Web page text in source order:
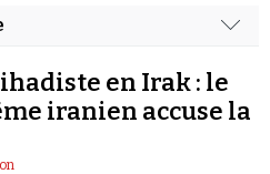
presse
contenus
en Irak : le
iranien accuse la